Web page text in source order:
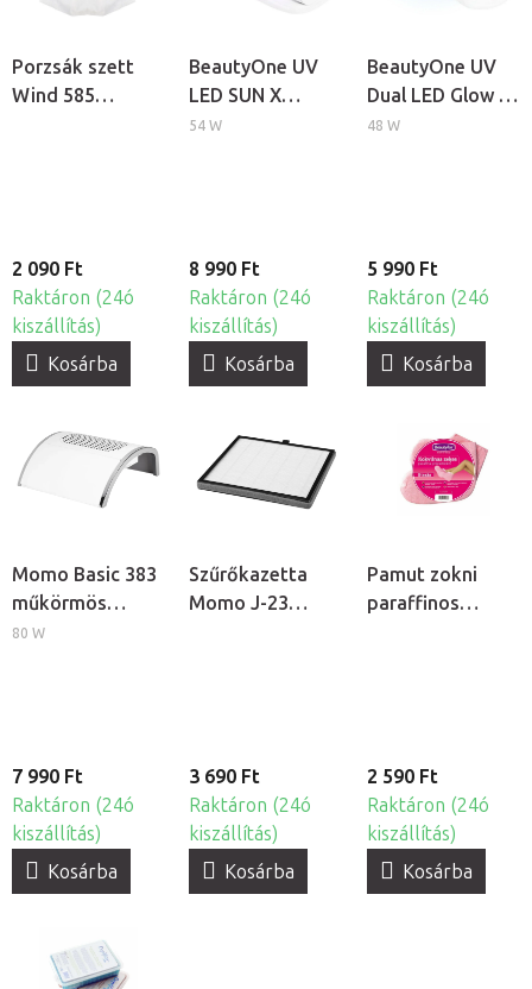
Porzsák szett
Wind 585
2 090 Ft
Raktáron (24ó
kiszállítás)
Kosárba
BeautyOne UV
LED SUN X
professzionális
54 W
8 990 Ft
Raktáron (24ó
kiszállítás)
Kosárba
BeautyOne UV
Dual LED Glow 5
professzionális
48 W
5 990 Ft
Raktáron (24ó
kiszállítás)
Kosárba
Momo Basic 383
műkörmös
porelszívó
80 W
7 990 Ft
Raktáron (24ó
kiszállítás)
Kosárba
Szűrőkazetta
Momo J-23
3 690 Ft
Raktáron (24ó
kiszállítás)
Kosárba
Pamut zokni
paraffinos
2 590 Ft
Raktáron (24ó
kiszállítás)
Kosárba